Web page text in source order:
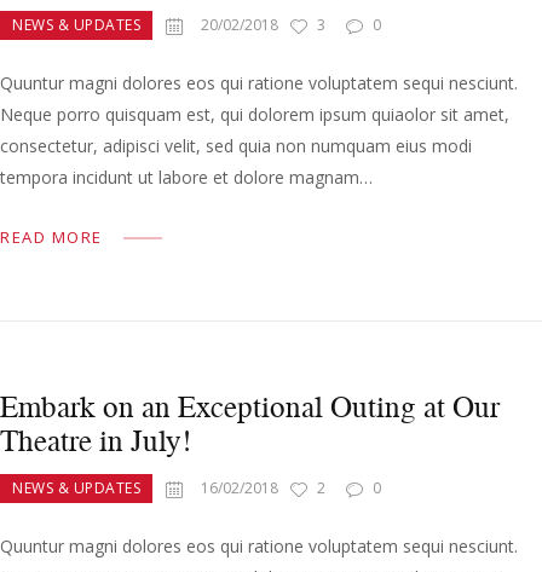
NEWS & UPDATES 20/02/2018 3 0
Quuntur magni dolores eos qui ratione voluptatem sequi nesciunt.
Neque porro quisquam est, qui dolorem ipsum quiaolor sit amet,
consectetur, adipisci velit, sed quia non numquam eius modi
tempora incidunt ut labore et dolore magnam…
READ MORE
Embark on an Exceptional Outing at Our
Theatre in July!
NEWS & UPDATES 16/02/2018 2 0
Quuntur magni dolores eos qui ratione voluptatem sequi nesciunt.